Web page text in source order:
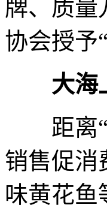
牌、质量
协会授予
大海
距离“
销售促消
味黄花鱼